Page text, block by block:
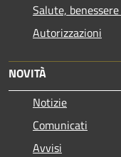
Salute,
Autorizzazioni
NOVITÀ
Notizie
Comunicati
Avvisi